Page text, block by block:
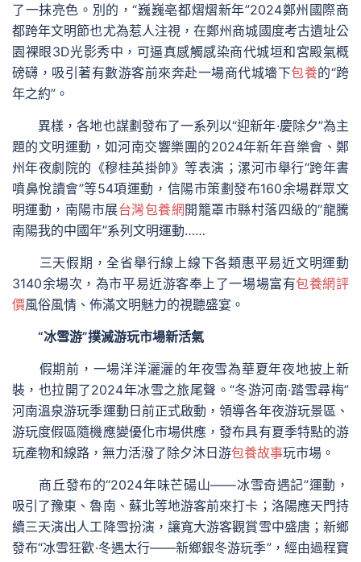
了一抹亮色。別的，“巍巍亳都熠熠新年”2024鄭州國際商
都跨年文明節也尤為惹人注視，在鄭州商城國度考古遺址公
園裸眼3D光影秀中，可逼真感觸感染商代城垣和宮殿氣概
磅礴，吸引著有數游客前來奔赴一場商代城墻下包養的“跨
年之約”。
異樣，各地也謀劃發布了一系列以“迎新年·慶除夕”為主
題的文明運動，如河南交響樂團的2024年新年音樂會、鄭
州年夜劇院的《穆桂英掛帥》等表演；漯河市舉行“跨年書
噴鼻悅讀會”等54項運動，信陽市策劃發布160余場群眾文
明運動，南陽市展台灣包養網開籠罩市縣村落四級的“龍騰
南陽我的中國年”系列文明運動……
三天假期，全省舉行線上線下各類惠平易近文明運動
3140余場次，為市平易近游客奉上了一場場富有包養網評
價風俗風情、佈滿文明魅力的視聽盛宴。
“冰雪游”撲滅游玩市場新活氣
假期前，一場洋洋灑灑的年夜雪為華夏年夜地披上新
裝，也拉開了2024年冰雪之旅尾聲。“冬游河南·踏雪尋梅”
河南溫泉游玩季運動日前正式啟動，領導各年夜游玩景區、
游玩度假區隨機應變優化市場供應，發布具有夏季特點的游
玩產物和線路，無力活潑了除夕沐日游包養故事玩市場。
商丘發布的“2024年味芒碭山——冰雪奇遇記”運動，
吸引了豫東、魯南、蘇北等地游客前來打卡；洛陽應天門持
續三天演出人工降雪扮演，讓寬大游客觀賞雪中盛唐；新鄉
發布“冰雪狂歡·冬遇太行——新鄉銀冬游玩季”，經由過程寶